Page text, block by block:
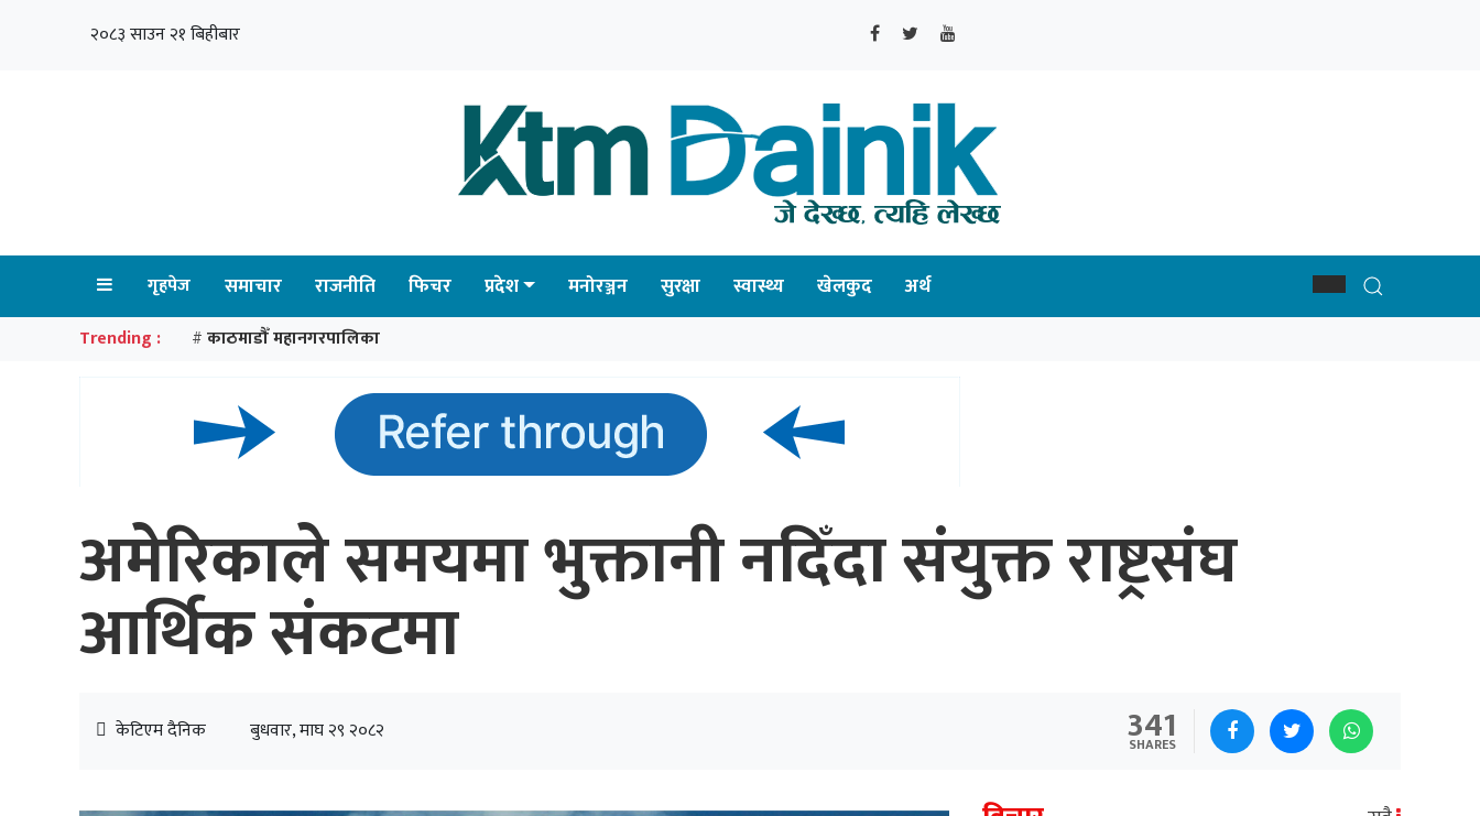
२०८३ साउन २१ बिहीबार
गृहपेज समाचार राजनीति फिचर प्रदेश मनोरञ्जन सुरक्षा स्वास्थ्य खेलकुद अर्थ
Trending : # काठमाडौँ महानगरपालिका
अमेरिकाले समयमा भुक्तानी नदिँदा संयुक्त राष्ट्रसंघ
आर्थिक संकटमा
केटिएम दैनिक बुधवार, माघ २९ २०८२ 341
SHARES